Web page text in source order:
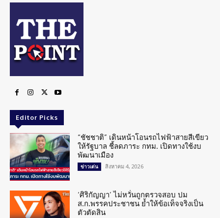
Editor Picks
“ชัชชาติ” เดินหน้าโอนรถไฟฟ้าสายสีเขียว
ให้รัฐบาล ชี้ลดภาระ กทม. เปิดทางใช้งบ
พัฒนาเมือง
ข่าวเด่น สิงหาคม 4, 2026
‘ศิริกัญญา’ ไม่หวั่นถูกตรวจสอบ ปม
ส.ก.พรรคประชาชน ย้ำให้ข้อเท็จจริงเป็น
ตัวตัดสิน